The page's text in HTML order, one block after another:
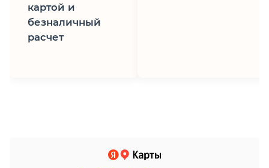
картой и
безналичный
расчет